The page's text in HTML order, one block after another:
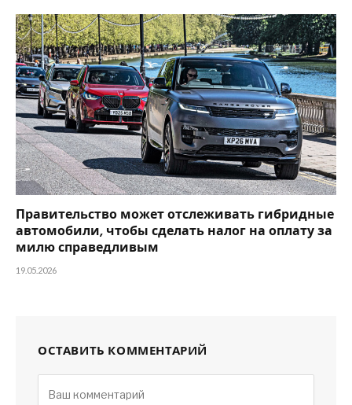
Правительство может отслеживать гибридные
автомобили, чтобы сделать налог на оплату за
милю справедливым
19.05.2026
ОСТАВИТЬ КОММЕНТАРИЙ